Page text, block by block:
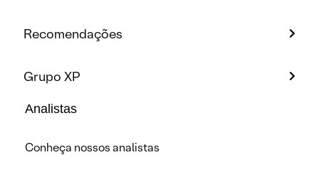
Recomendações
Grupo XP
Analistas
Conheça nossos analistas